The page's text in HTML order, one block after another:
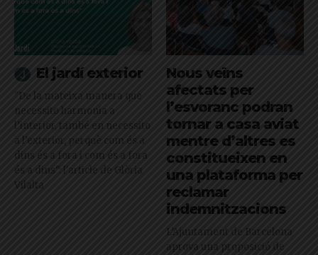
El jardí exterior
"De la mateixa manera que
necessito harmonia a
l’interior, també en necessito
a l’exterior, perquè com és a
dins és a fora i com és a fora
és a dins": l'article de Glòria
Vilalta
Nous veïns
afectats per
l’esvoranc podran
tornar a casa aviat
mentre d’altres es
constitueixen en
una plataforma per
reclamar
indemnitzacions
L’Ajuntament de Barcelona
aprova una proposició de